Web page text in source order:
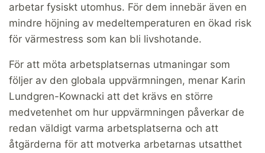
arbetar fysiskt utomhus. För dem innebär även en
mindre höjning av medeltemperaturen en ökad risk
för värmestress som kan bli livshotande.
För att möta arbetsplatsernas utmaningar som
följer av den globala uppvärmningen, menar Karin
Lundgren-Kownacki att det krävs en större
medvetenhet om hur uppvärmningen påverkar de
redan väldigt varma arbetsplatserna och att
åtgärderna för att motverka arbetarnas utsatthet